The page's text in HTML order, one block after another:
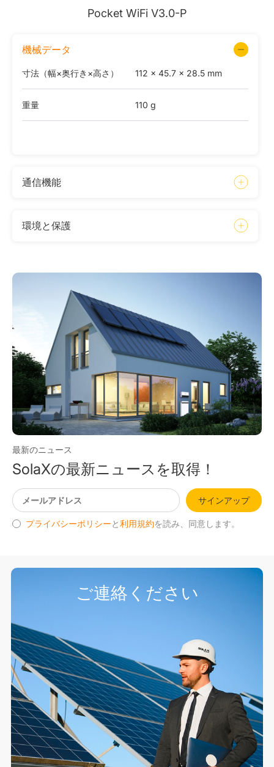
Pocket WiFi V3.0-P
機械データ
寸法（幅×奥行き×高さ） 112 x 45.7 x 28.5 mm
重量 110 g
通信機能
環境と保護
最新のニュース
SolaXの最新ニュースを取得！
サインアップ
プライバシーポリシーと利用規約を読み、同意します。
ご連絡ください